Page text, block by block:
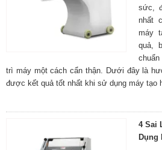
sức,
nhất
máy
quả,
trì máy một cách cẩn thận. Dưới đây là
được kết quả tốt nhất khi sử dụng máy tạo
4 Sai
Dụng